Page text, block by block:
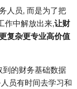
人员, 而是为了把
作中解放出来,让财
复杂更专业高价值
的财务基础数据
员有时间去学习和